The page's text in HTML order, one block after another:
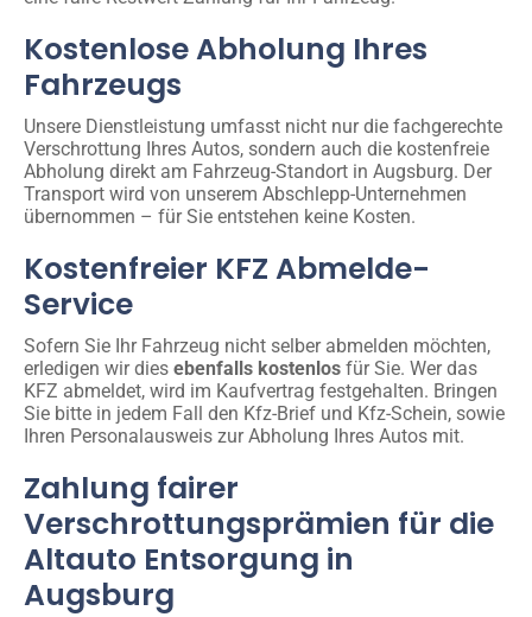
Kostenlose Abholung Ihres
Fahrzeugs
Unsere Dienstleistung umfasst nicht nur die fachgerechte
Verschrottung Ihres Autos, sondern auch die kostenfreie
Abholung direkt am Fahrzeug-Standort in Augsburg. Der
Transport wird von unserem Abschlepp-Unternehmen
übernommen – für Sie entstehen keine Kosten.
Kostenfreier KFZ Abmelde-
Service
Sofern Sie Ihr Fahrzeug nicht selber abmelden möchten,
erledigen wir dies ebenfalls kostenlos für Sie. Wer das
KFZ abmeldet, wird im Kaufvertrag festgehalten. Bringen
Sie bitte in jedem Fall den Kfz-Brief und Kfz-Schein, sowie
Ihren Personalausweis zur Abholung Ihres Autos mit.
Zahlung fairer
Verschrottungsprämien für die
Altauto Entsorgung in
Augsburg